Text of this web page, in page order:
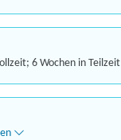
6 Wochen in Teilzeit